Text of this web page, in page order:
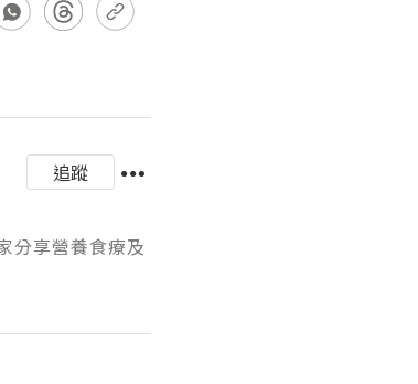
追蹤
分享營養食療及